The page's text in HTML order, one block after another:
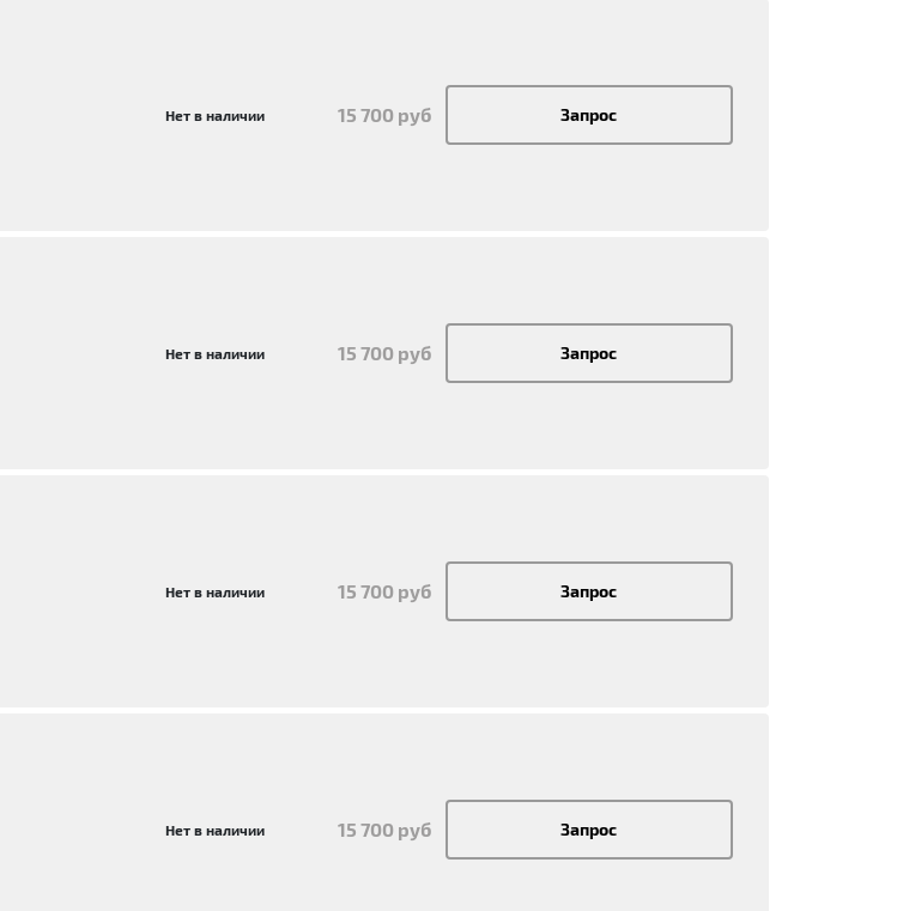
Нет в наличии 15 700 руб Запрос
Нет в наличии 15 700 руб Запрос
Нет в наличии 15 700 руб Запрос
Нет в наличии 15 700 руб Запрос